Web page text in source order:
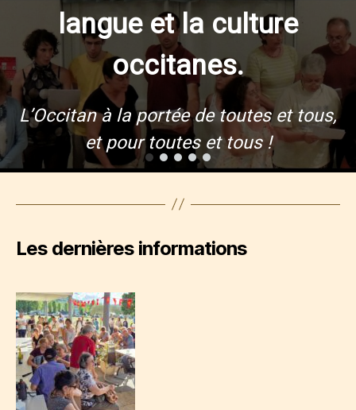
langue et la culture
occitanes.
L’Occitan à la portée de toutes et tous,
et pour toutes et tous !
Les dernières informations